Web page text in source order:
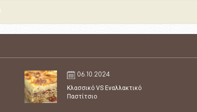
06.10.2024
Κλασσικό VS Εναλλακτικό
Παστίτσιο